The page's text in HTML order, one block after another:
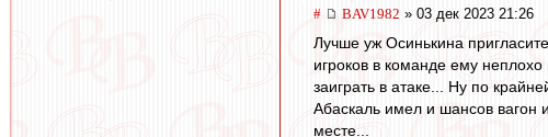
# BAV1982 » 03 дек 2023 21:26
Лучше уж Осинькина
игроков в команде ему
заиграть в атаке... Ну по
Абаскаль имел и шансов вагон
месте...